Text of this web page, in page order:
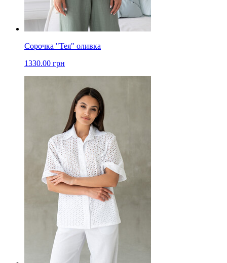
Сорочка "Тея" оливка
1330.00 грн